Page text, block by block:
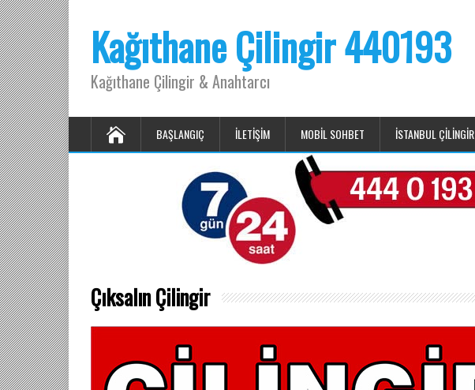
Kağıthane Çilingir 440193
Kağıthane Çilingir & Anahtarcı
BAŞLANGIÇ İLETIŞIM MOBIL SOHBET ISTANBUL ÇILINGIR
Çıksalın Çilingir